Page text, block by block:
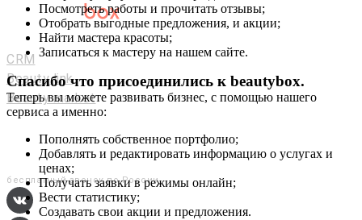
Мастерам и салонам
CRM
Beauty link
Beauty market
Приложение
Мы в соц. сетях
+7 (800) 551-80-29
бесплатный звонок по России
Посмотреть работы и прочитать отзывы;
Отобрать выгодные предложения, и акции;
Найти мастера красоты;
Записаться к мастеру на нашем сайте.
Спасибо что присоединились к beautybox.
Теперь вы можете развивать бизнес, с помощью нашего
сервиса а именно:
Пополнять собственное портфолио;
Добавлять и редактировать информацию о услугах и
ценах;
Получать заявки в режимы онлайн;
Вести статистику;
Создавать свои акции и предложения.